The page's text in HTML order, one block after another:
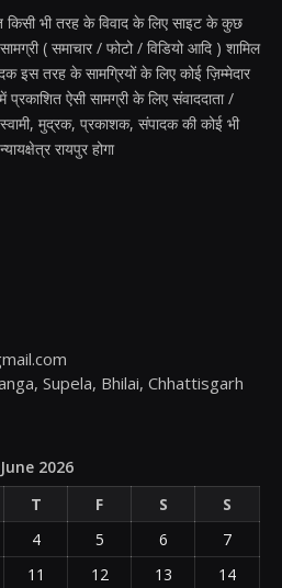
भी तरह के विवाद के लिए साइट के कुछ
( समाचार / फोटो / विडियो आदि ) शामिल
इस तरह के सामग्रियों के लिए कोई ज़िम्मेदार
प्रकाशित ऐसी सामग्री के लिए संवाददाता /
मुद्रक, प्रकाशक, संपादक की कोई भी
रायपुर होगा
Supela, Bhilai, Chhattisgarh
June 2026
T F S
S
4 5 6
7
11 12 13 14